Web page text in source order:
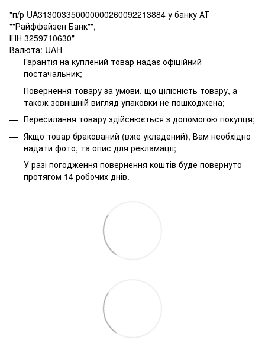
"п/р UA313003350000000260092213884 у банку АТ
""Райффайзен Банк"",
ІПН 3259710630"
Валюта: UAH
Гарантія на куплений товар надає офіційний
постачальник;
Повернення товару за умови, що цілісність товару, а
також зовнішній вигляд упаковки не пошкоджена;
Пересилання товару здійснюється з допомогою покупця;
Якщо товар бракований (вже укладений), Вам необхідно
надати фото, та опис для рекламації;
У разі погодження повернення коштів буде повернуто
протягом 14 робочих днів.